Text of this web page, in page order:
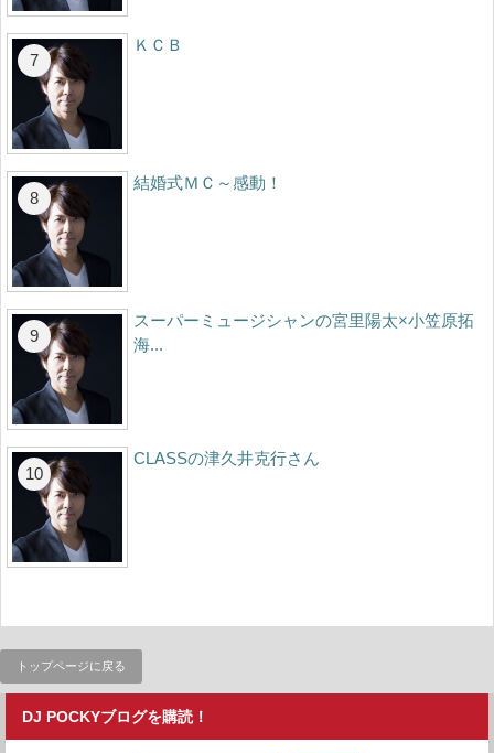
ＫＣＢ
結婚式ＭＣ～感動！
スーパーミュージシャンの宮里陽太×小笠原拓
海...
CLASSの津久井克行さん
トップページに戻る
DJ POCKYブログを購読！